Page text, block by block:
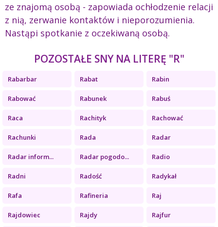
ze znajomą osobą - zapowiada ochłodzenie relacji
z nią, zerwanie kontaktów i nieporozumienia.
Nastąpi spotkanie z oczekiwaną osobą.
POZOSTAŁE SNY NA LITERĘ "R"
Rabarbar Rabat Rabin
Rabować Rabunek Rabuś
Raca Rachityk Rachować
Rachunki Rada Radar
Radar inform... Radar pogodo... Radio
Radni Radość Radykał
Rafa Rafineria Raj
Rajdowiec Rajdy Rajfur